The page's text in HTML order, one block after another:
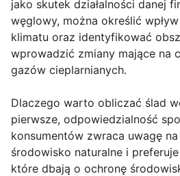
jako skutek działalności danej
węglowy, można określić
klimatu oraz identyfikować
wprowadzić zmiany mające na
gazów cieplarnianych.
Dlaczego warto obliczać ślad
pierwsze, odpowiedzialność
konsumentów zwraca uwagę
środowisko naturalne i
które dbają o ochronę